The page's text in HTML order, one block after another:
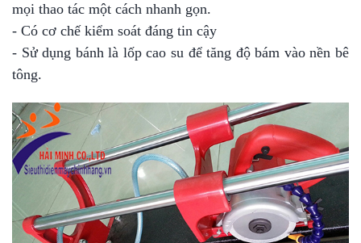
mọi thao tác một cách nhanh gọn.
- Có cơ chế kiểm soát đáng tin cậy
- Sử dụng bánh là lốp cao su để tăng độ bám vào nền bê
tông.